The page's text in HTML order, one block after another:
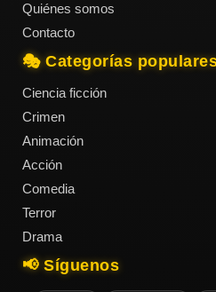
Quiénes somos
Contacto
🎭 Categorías
Ciencia ficción
Crimen
Animación
Acción
Comedia
Terror
Drama
📢 Síguenos